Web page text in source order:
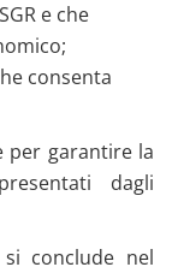
e che
consenta
per garantire la
dagli
conclude nel